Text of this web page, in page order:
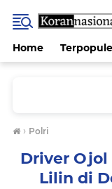
Home
› Polri
Driver Ojol
Lilin di